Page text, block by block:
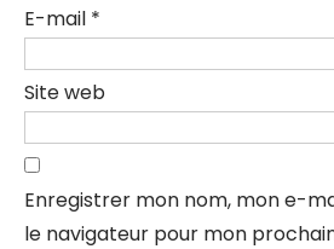
E-mail *
Site web
Enregistrer mon nom, mon e-
le navigateur pour mon